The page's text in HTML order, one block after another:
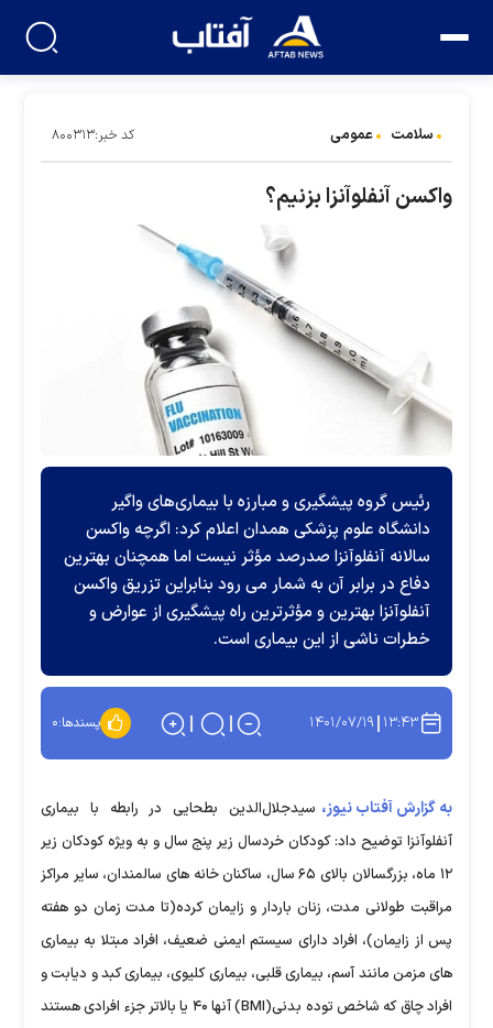
سلامت عمومی کد خبر:۸۰۰۳۱۳
واکسن آنفلوآنزا بزنیم؟
رئیس گروه پیشگیری و مبارزه با بیماری‌های واگیر
دانشگاه علوم پزشکی همدان اعلام کرد: اگرچه واکسن
سالانه آنفلوآنزا صدرصد مؤثر نیست اما همچنان بهترین
دفاع در برابر آن به شمار می رود بنابراین تزریق واکسن
آنفلوآنزا بهترین و مؤثرترین راه پیشگیری از عوارض و
خطرات ناشی از این بیماری است.
۱۳:۴۳ ۱۴۰۱/۰۷/۱۹ پسندها:۰
به گزارش آفتاب نیوز، سیدجلال‌الدین بطحایی در رابطه با بیماری
آنفلوآنزا توضیح داد: کودکان خردسال زیر پنج سال و به ویژه کودکان زیر
۱۲ ماه، بزرگسالان بالای ۶۵ سال، ساکنان خانه های سالمندان، سایر مراکز
مراقبت طولانی مدت، زنان باردار و زایمان کرده(تا مدت زمان دو هفته
پس از زایمان)، افراد دارای سیستم ایمنی ضعیف، افراد مبتلا به بیماری
های مزمن مانند آسم، بیماری قلبی، بیماری کلیوی، بیماری کبد و دیابت و
افراد چاق که شاخص توده بدنی(BMI) آنها ۴۰ یا بالاتر جزء افرادی هستند